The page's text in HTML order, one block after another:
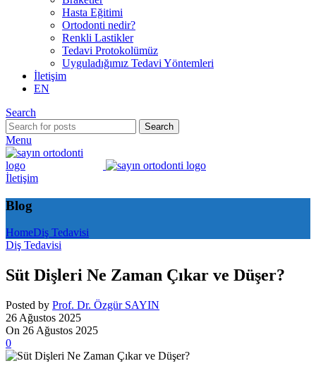
Hasta Eğitimi
Ortodonti nedir?
Renkli Lastikler
Tedavi Protokolümüz
Uyguladığımız Tedavi Yöntemleri
İletişim
EN
Search
Search
Menu
İletişim
Blog
HomeDiş Tedavisi
Diş Tedavisi
Süt Dişleri Ne Zaman Çıkar ve Düşer?
Posted by Prof. Dr. Özgür SAYIN
26 Ağustos 2025
On 26 Ağustos 2025
0